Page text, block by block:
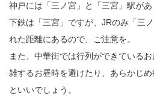
神戸には「三ノ宮」と「三宮」駅が
下鉄は「三宮」ですが、JRのみ「三
れた距離にあるので、ご注意を。
また、中華街では行列ができている
雑するお昼時を避けたり、あらかじ
といいでしょう。